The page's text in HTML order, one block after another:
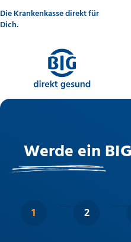
zum
Inhalt
Die Krankenkasse direkt für
Dich.
Werde ein